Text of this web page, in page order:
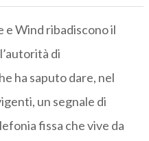
e Wind ribadiscono il
di
ha saputo dare, nel
un segnale di
fissa che vive da